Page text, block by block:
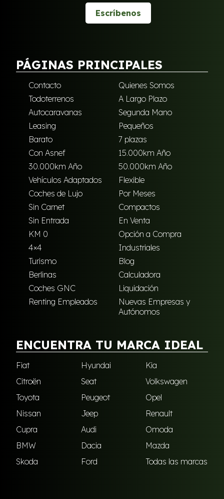
Escríbenos
PÁGINAS PRINCIPALES
Contacto
Quienes Somos
Todoterrenos
A Largo Plazo
Autocaravanas
Segunda Mano
Leasing
Pequeños
Barato
7 plazas
Con Asnef
15.000km Año
30.000km Año
50.000km Año
Vehículos Adaptados
Flexible
Coches de Lujo
Por Meses
Sin Carnet
Compactos
Sin Entrada
En Venta
KM 0
Opción a Compra
4×4
Industriales
Turismo
Blog
Berlinas
Calculadora
Coches GNC
Liquidación
Renting Empleados
Nuevas Empresas y
Autónomos
ENCUENTRA TU MARCA IDEAL
Fiat Hyundai
Kia
Citroën
Seat
Volkswagen
Toyota
Peugeot
Opel
Nissan
Jeep
Renault
Cupra
Audi
Omoda
BMW
Dacia
Mazda
Skoda
Ford Todas las marcas